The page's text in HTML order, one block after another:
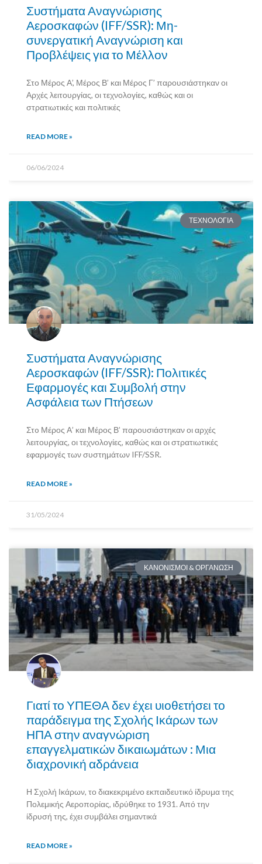
Συστήματα Αναγνώρισης
Αεροσκαφών (IFF/SSR): Μη-
συνεργατική Αναγνώριση και
Προβλέψεις για το Μέλλον
Στο Μέρος Α’, Μέρος Β’ και Μέρος Γ’ παρουσιάστηκαν οι
Αρχές λειτουργίας, οι τεχνολογίες, καθώς και οι
στρατιωτικές και πολιτικές
READ MORE »
06/06/2024
ΤΕΧΝΟΛΟΓΙΑ
Συστήματα Αναγνώρισης
Αεροσκαφών (IFF/SSR): Πολιτικές
Εφαρμογές και Συμβολή στην
Ασφάλεια των Πτήσεων
Στo Μέρος Α’ και Μέρος Β’ παρουσιάστηκαν οι αρχές
λειτουργίας, οι τεχνολογίες, καθώς και οι στρατιωτικές
εφαρμογές των συστημάτων IFF/SSR.
READ MORE »
31/05/2024
ΚΑΝΟΝΙΣΜΟΙ & ΟΡΓΑΝΩΣΗ
Γιατί το ΥΠΕΘΑ δεν έχει υιοθετήσει το
παράδειγμα της Σχολής Ικάρων των
ΗΠΑ στην αναγνώριση
επαγγελματικών δικαιωμάτων : Μια
διαχρονική αδράνεια
Η Σχολή Ικάρων, το διακεκριμένο εκπαιδευτικό ίδρυμα της
Πολεμικής Αεροπορίας, ιδρύθηκε το 1931. Από την
ίδρυσή της, έχει συμβάλει σημαντικά
READ MORE »